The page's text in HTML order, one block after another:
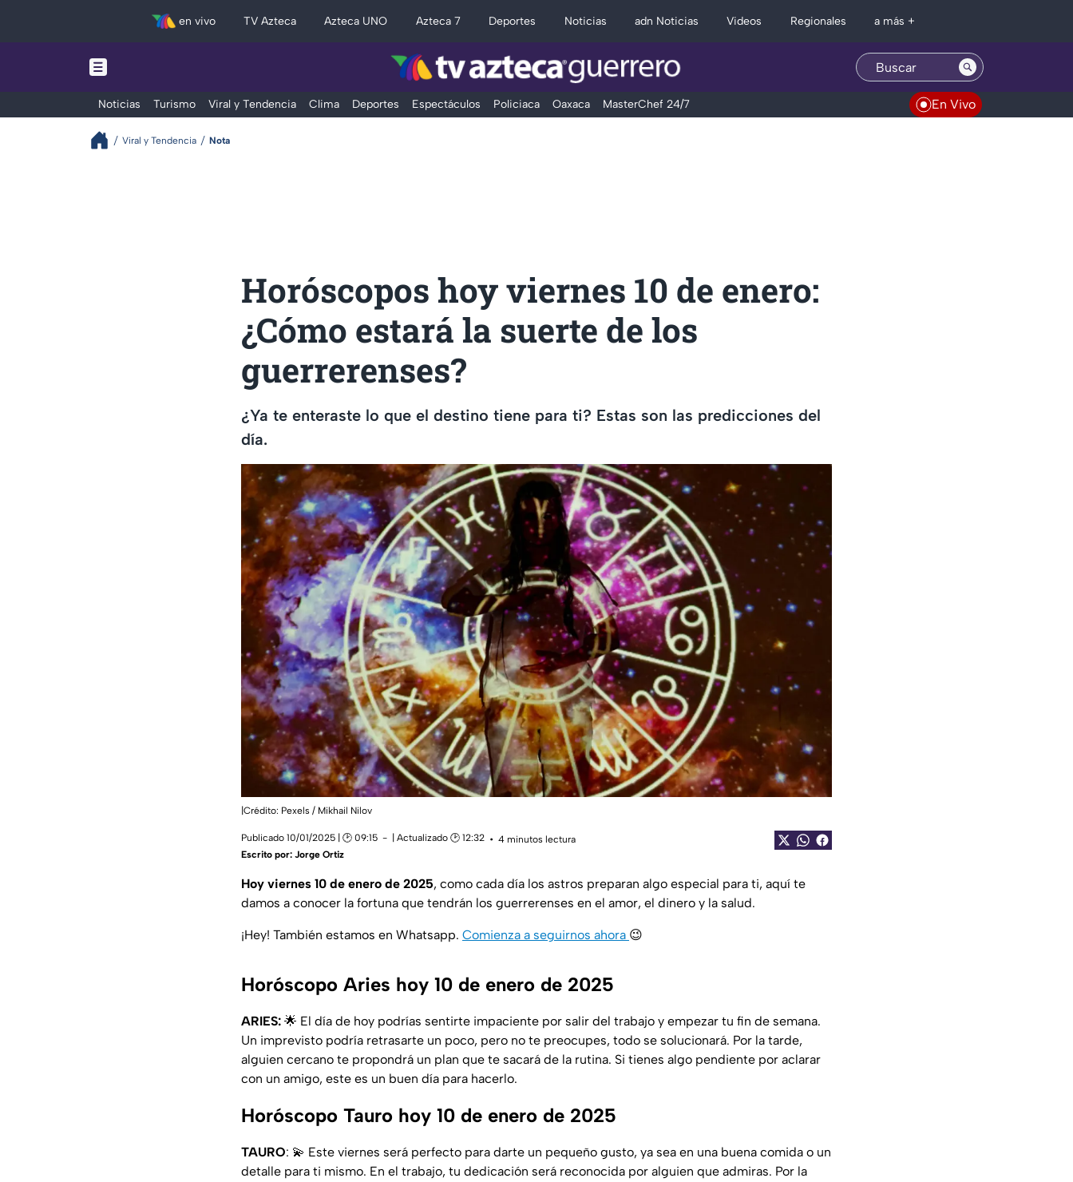
en vivo TV Azteca Azteca UNO Azteca 7 Deportes Noticias adn Noticias Videos Regionales a más +
Noticias Turismo Viral y Tendencia Clima Deportes Espectáculos Policiaca Oaxaca MasterChef 24/7 En Vivo
Viral y Tendencia Nota
Horóscopos hoy viernes 10 de enero:
¿Cómo estará la suerte de los
guerrerenses?
¿Ya te enteraste lo que el destino tiene para ti? Estas son las predicciones del
día.
|Crédito: Pexels / Mikhail Nilov
Publicado 10/01/2025 | 🕑 09:15 | Actualizado 🕑 12:32
4 minutos lectura
Escrito por: Jorge Ortiz
Hoy viernes 10 de enero de 2025, como cada día los astros preparan algo especial para ti, aquí te
damos a conocer la fortuna que tendrán los guerrerenses en el amor, el dinero y la salud.
¡Hey! También estamos en Whatsapp. Comienza a seguirnos ahora 😉
Horóscopo Aries hoy 10 de enero de 2025
ARIES: 🌟 El día de hoy podrías sentirte impaciente por salir del trabajo y empezar tu fin de semana.
Un imprevisto podría retrasarte un poco, pero no te preocupes, todo se solucionará. Por la tarde,
alguien cercano te propondrá un plan que te sacará de la rutina. Si tienes algo pendiente por aclarar
con un amigo, este es un buen día para hacerlo.
Horóscopo Tauro hoy 10 de enero de 2025
TAURO: 💫 Este viernes será perfecto para darte un pequeño gusto, ya sea en una buena comida o un
detalle para ti mismo. En el trabajo, tu dedicación será reconocida por alguien que admiras. Por la